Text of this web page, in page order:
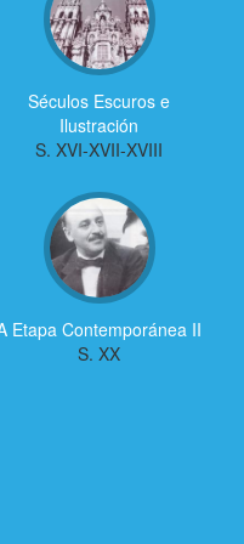
Séculos Escuros e
Ilustración
S. XVI-XVII-XVIII
Etapa Contemporánea II
S. XX